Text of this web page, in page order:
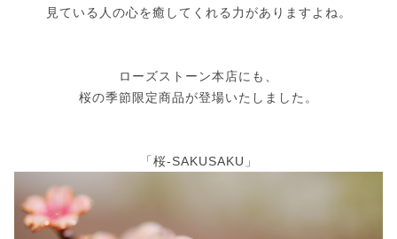
見ている人の心を癒してくれる力がありますよね。
ローズストーン本店にも、
桜の季節限定商品が登場いたしました。
「桜-SAKUSAKU」